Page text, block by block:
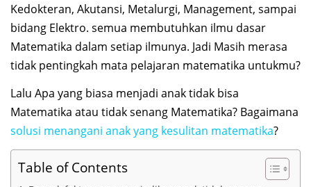
Kedokteran, Akutansi, Metalurgi, Management, sampai
bidang Elektro. semua membutuhkan ilmu dasar
Matematika dalam setiap ilmunya. Jadi Masih merasa
tidak pentingkah mata pelajaran matematika untukmu?
Lalu Apa yang biasa menjadi anak tidak bisa
Matematika atau tidak senang Matematika? Bagaimana
solusi menangani anak yang kesulitan matematika?
Table of Contents